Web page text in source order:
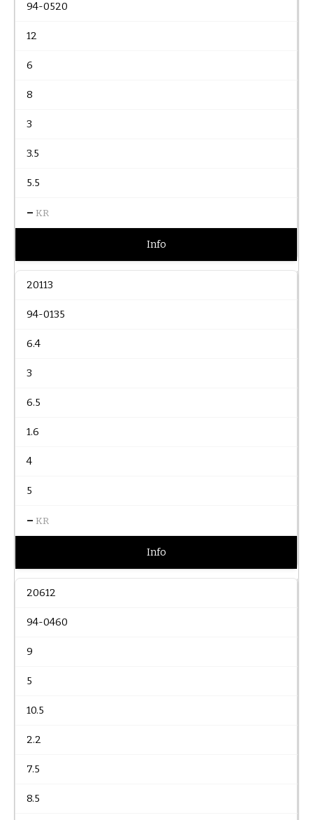
94-0520
12
6
8
3
3.5
5.5
– KR
Info
20113
94-0135
6.4
3
6.5
1.6
4
5
– KR
Info
20612
94-0460
9
5
10.5
2.2
7.5
8.5